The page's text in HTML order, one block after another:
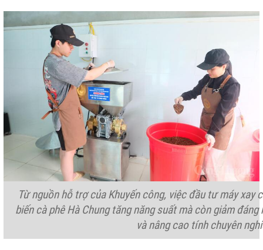
Từ nguồn hỗ trợ của Khuyến công, việc đầu tư máy
biến cà phê Hà Chung tăng năng suất mà còn giảm
và nâng cao tính chuyên